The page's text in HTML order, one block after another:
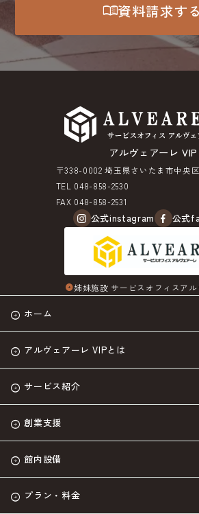
menu_book資料請求する
アルヴェアーレ VIP
〒338-0002 埼玉県さいたま市中央
TEL 048-858-2530
FAX 048-858-2531
公式instagram 公式
arrow_circle_right姉妹施設 サービスオフィスア
ホーム
アルヴェアーレ VIPとは
サービス紹介
創業支援
館内設備
プラン・料金